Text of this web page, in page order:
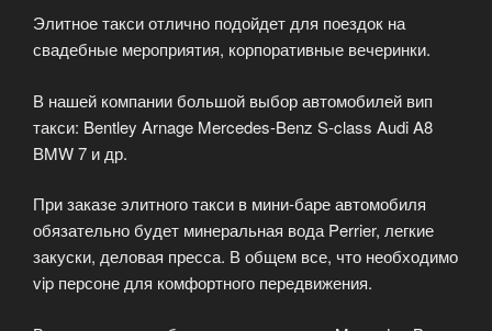
Элитное такси отлично подойдет для поездок на
свадебные мероприятия, корпоративные вечеринки.
В нашей компании большой выбор автомобилей вип
такси: Bentley Arnage Mercedes-Benz S-class Audi A8
BMW 7 и др.
При заказе элитного такси в мини-баре автомобиля
обязательно будет минеральная вода Perrier, легкие
закуски, деловая пресса. В общем все, что необходимо
vip персоне для комфортного передвижения.